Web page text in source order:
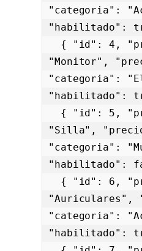
"categoria":
"habilitado":
"Monitor",
"categoria":
"habilitado":
"Silla",
"categoria":
"habilitado":
"Auriculares",
"categoria":
"habilitado":